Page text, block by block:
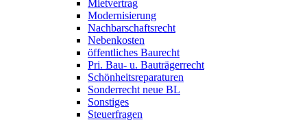
Mietvertrag
Modernisierung
Nachbarschaftsrecht
Nebenkosten
öffentliches Baurecht
Pri. Bau- u. Bauträgerrecht
Schönheitsreparaturen
Sonderrecht neue BL
Sonstiges
Steuerfragen